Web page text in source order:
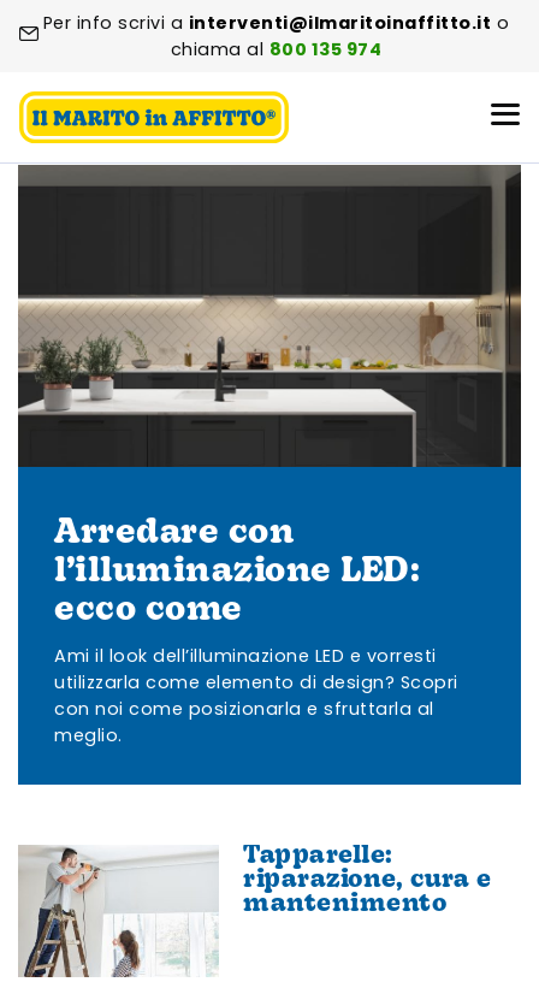
Per info scrivi a interventi@ilmaritoinaffitto.it o
chiama al 800 135 974
Arredare con
l’illuminazione LED:
ecco come
Ami il look dell’illuminazione LED e vorresti
utilizzarla come elemento di design? Scopri
con noi come posizionarla e sfruttarla al
meglio.
Tapparelle:
riparazione, cura e
mantenimento